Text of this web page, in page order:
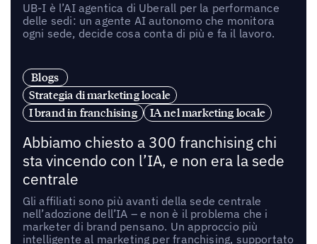
UB-I è l’AI agentica di Uberall per la performance
delle sedi: un agente AI autonomo che monitora
ogni sede, decide cosa conta di più e fa il lavoro.
Blogs
Strategia di marketing locale
I brand in franchising
IA nel marketing locale
Abbiamo chiesto a 300 franchising chi
sta vincendo con l’IA, e non era la sede
centrale
Gli affiliati sono più avanti della sede centrale
nell’adozione dell’IA – e non è il problema che i
marketer di brand pensano. Un approccio più
intelligente al marketing per franchising, supportato